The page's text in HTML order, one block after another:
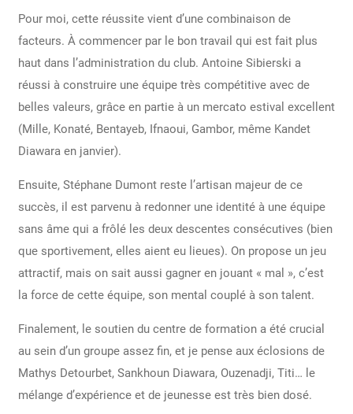
Pour moi, cette réussite vient d’une combinaison de
facteurs. À commencer par le bon travail qui est fait plus
haut dans l’administration du club. Antoine Sibierski a
réussi à construire une équipe très compétitive avec de
belles valeurs, grâce en partie à un mercato estival excellent
(Mille, Konaté, Bentayeb, Ifnaoui, Gambor, même Kandet
Diawara en janvier).
Ensuite, Stéphane Dumont reste l’artisan majeur de ce
succès, il est parvenu à redonner une identité à une équipe
sans âme qui a frôlé les deux descentes consécutives (bien
que sportivement, elles aient eu lieues). On propose un jeu
attractif, mais on sait aussi gagner en jouant « mal », c’est
la force de cette équipe, son mental couplé à son talent.
Finalement, le soutien du centre de formation a été crucial
au sein d’un groupe assez fin, et je pense aux éclosions de
Mathys Detourbet, Sankhoun Diawara, Ouzenadji, Titi… le
mélange d’expérience et de jeunesse est très bien dosé.